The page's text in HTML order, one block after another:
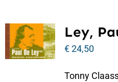
Ley,
€24,50
Tonny